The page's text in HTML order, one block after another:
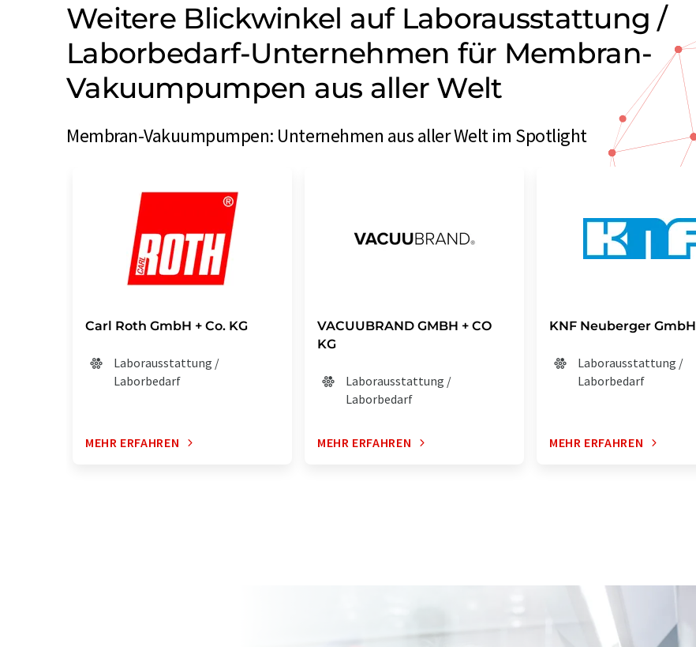
Weitere Blickwinkel auf Laborausstattung /
Laborbedarf-Unternehmen für Membran-
Vakuumpumpen aus aller Welt
Membran-Vakuumpumpen: Unternehmen aus aller Welt im Spotlight
Carl Roth GmbH + Co. KG
Laborausstattung /
Laborbedarf
MEHR ERFAHREN
VACUUBRAND GMBH + CO
KG
Laborausstattung /
Laborbedarf
MEHR ERFAHREN
KNF Neuberger GmbH
Laborausstattung /
Laborbedarf
MEHR ERFAHREN